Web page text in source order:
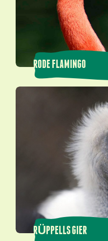
RODE FLAMINGO
RÜPPELLS GIER
Rüppells gier